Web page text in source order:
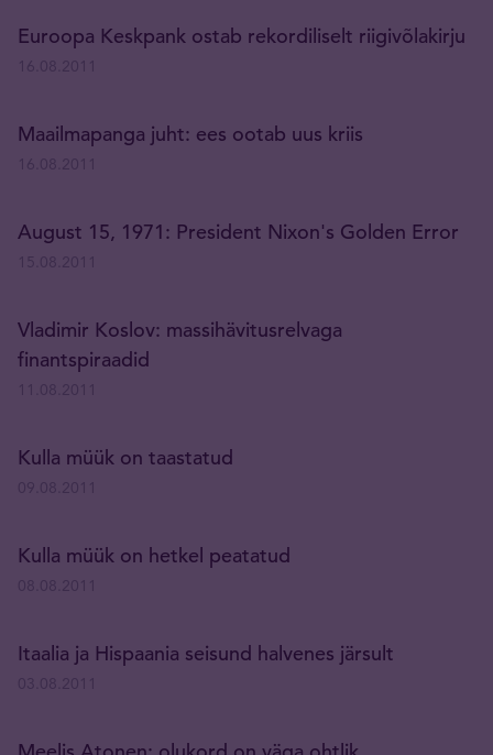
Euroopa Keskpank ostab rekordiliselt riigivõlakirju
Maailmapanga juht: ees ootab uus kriis
August 15, 1971: President Nixon's Golden Error
Vladimir Koslov: massihävitusrelvaga
finantspiraadid
Kulla müük on taastatud
Kulla müük on hetkel peatatud
Itaalia ja Hispaania seisund halvenes järsult